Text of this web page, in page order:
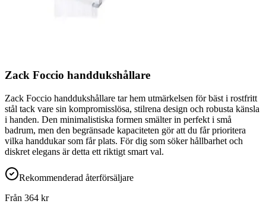
Zack Foccio handdukshållare
Zack Foccio handdukshållare tar hem utmärkelsen för bäst i rostfritt
stål tack vare sin kompromisslösa, stilrena design och robusta känsla
i handen. Den minimalistiska formen smälter in perfekt i små
badrum, men den begränsade kapaciteten gör att du får prioritera
vilka handdukar som får plats. För dig som söker hållbarhet och
diskret elegans är detta ett riktigt smart val.
Rekommenderad återförsäljare
Från 364 kr